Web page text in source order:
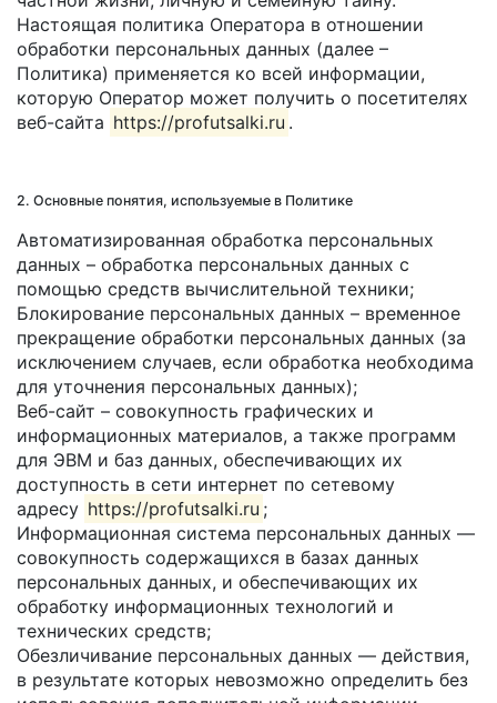
Настоящая политика Оператора в отношении
обработки персональных данных (далее –
Политика) применяется ко всей информации,
которую Оператор может получить о посетителях
веб-сайта https://profutsalki.ru .
2. Основные понятия, используемые в Политике
Автоматизированная обработка персональных
данных – обработка персональных данных с
помощью средств вычислительной техники;
Блокирование персональных данных – временное
прекращение обработки персональных данных (за
исключением случаев, если обработка необходима
для уточнения персональных данных);
Веб-сайт – совокупность графических и
информационных материалов, а также программ
для ЭВМ и баз данных, обеспечивающих их
доступность в сети интернет по сетевому
адресу https://profutsalki.ru ;
Информационная система персональных данных —
совокупность содержащихся в базах данных
персональных данных, и обеспечивающих их
обработку информационных технологий и
технических средств;
Обезличивание персональных данных — действия,
в результате которых невозможно определить без